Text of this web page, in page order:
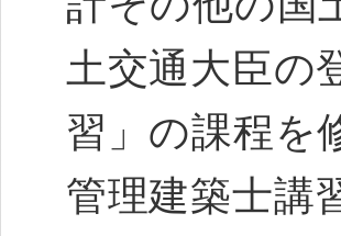
土交通大臣の
習」の課程を
管理建築士講